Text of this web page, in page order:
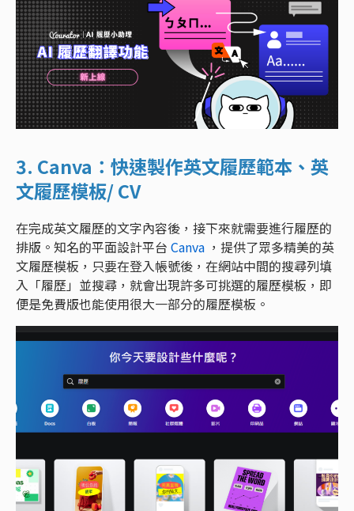
3. Canva：快速製作英文履歷範本、英
文履歷模板/ CV
在完成英文履歷的文字內容後，接下來就需要進行履歷的
排版。知名的平面設計平台 Canva ，提供了眾多精美的英
文履歷模板，只要在登入帳號後，在網站中間的搜尋列填
入「履歷」並搜尋，就會出現許多可挑選的履歷模板，即
便是免費版也能使用很大一部分的履歷模板。